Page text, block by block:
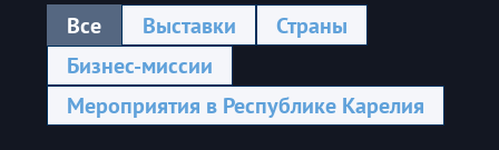
Все Выставки
Страны
Бизнес-миссии
Мероприятия в Республике Карелия